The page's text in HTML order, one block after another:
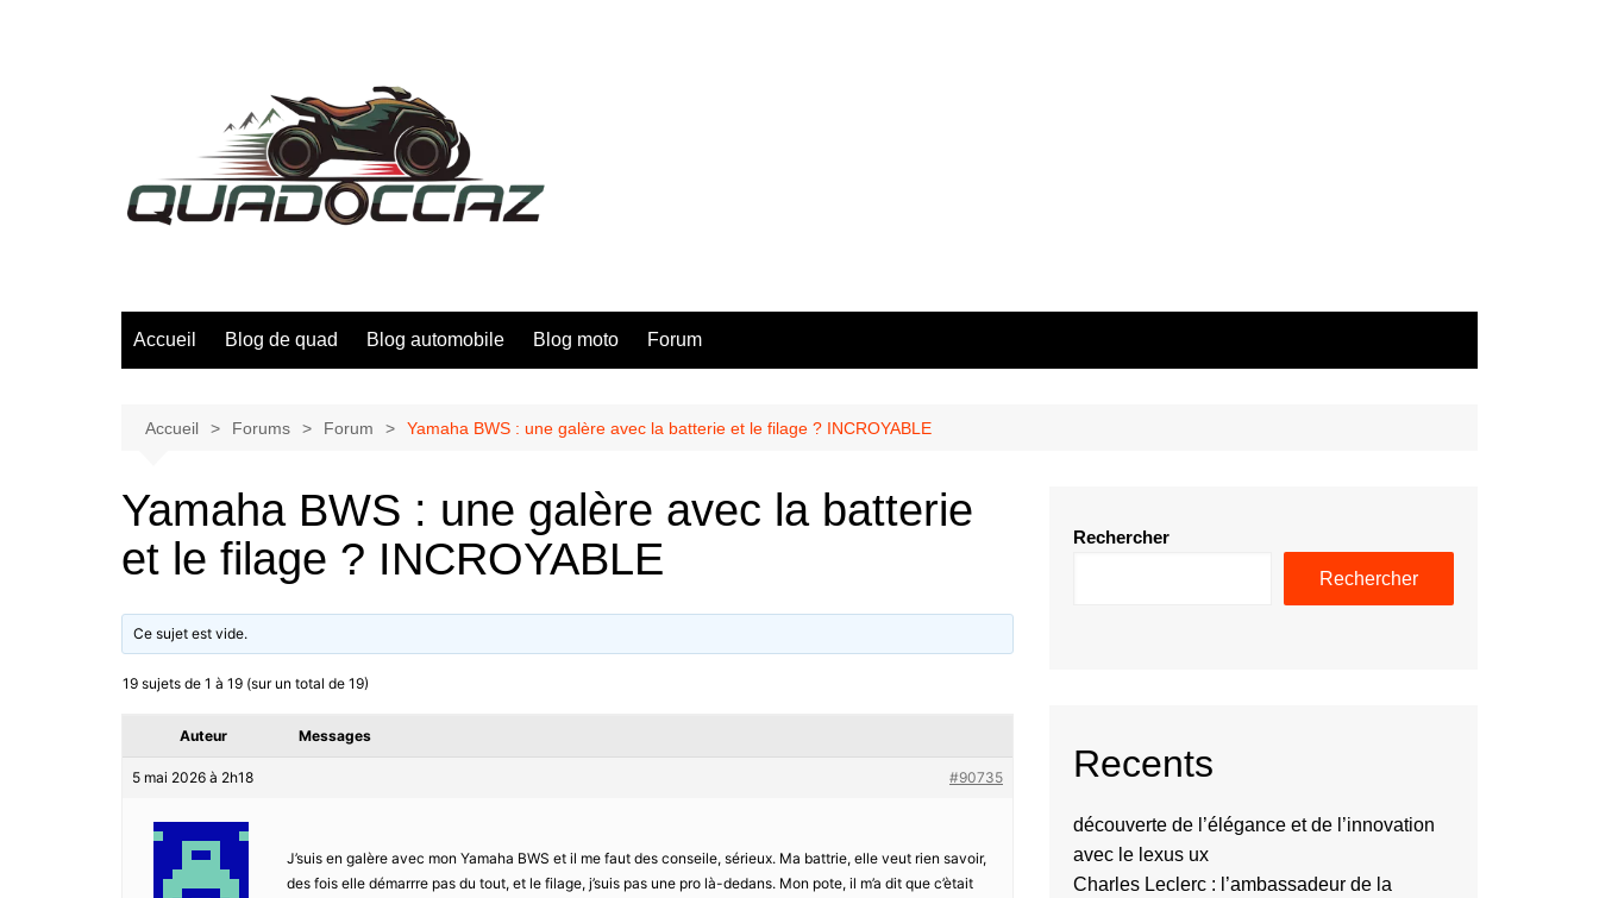
Accueil Blog de quad Blog automobile Blog moto Forum
Accueil Forums Forum Yamaha BWS : une galère avec la batterie et le filage ? INCROYABLE
Yamaha BWS : une galère avec la batterie
et le filage ? INCROYABLE
Ce sujet est vide.
19 sujets de 1 à 19 (sur un total de 19)
Auteur Messages
5 mai 2026 à 2h18 #90735
J’suis en galère avec mon Yamaha BWS et il me faut des conseile, sérieux. Ma battrie, elle veut rien savoir,
des fois elle démarrre pas du tout, et le filage, j’suis pas une pro là-dedans. Mon pote, il m’a dit que c’ètait
Rechercher
Rechercher
Recents
découverte de l’élégance et de l’innovation
avec le lexus ux
Charles Leclerc : l’ambassadeur de la